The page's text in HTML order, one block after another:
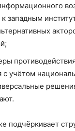
западным
с учётом
подчёркивает